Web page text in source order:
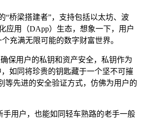
“桥梁搭建者”，支持包括以太坊、波
应用（DApp）生态，想象一下，用户
充满无限可能的数字财富世界。
保用户的私钥和资产安全，私钥作为
如同将珍贵的钥匙藏于一个坚不可摧
等先进的安全验证方式，仿佛为用户的
用户，也能如同轻车熟路的老手一般